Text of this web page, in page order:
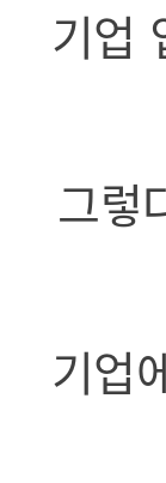
기업
그렇
기업